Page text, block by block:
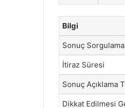
Bilgi
Sonuç
İtiraz Süresi
Sonuç Açıklama
Dikkat Edilmesi